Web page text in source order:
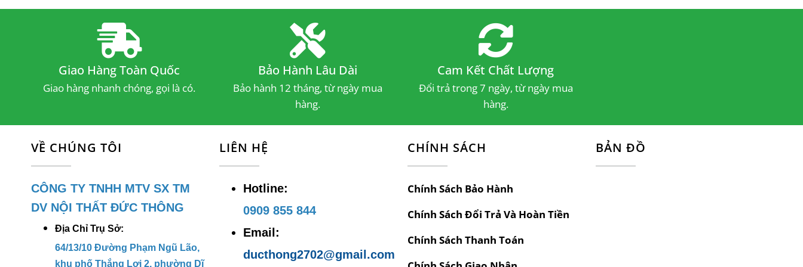
khi ngồi lâu; lưng cao 870mm hỗ trợ tư thế ngồi chuẩn; và rộng 400mm phù hợp với mọi
không gian từ nhỏ đến lớn.
Dù là trong quán cafe hay sân vườn nhà bạn, chiếc ghế này đều mang lại sự tiện nghi tối đa.
Chất Liệu Cao Cấp
Toàn bộ ghế được làm từ sắt sơn tĩnh điện màu trắng chống gỉ sét, tăng độ bền cho sản
phẩm.
Màu sắc trang nhã của ghế dễ dàng phối hợp với các đồ nội thất khác, tạo nên một tổng thể
hài hòa và bắt mắt.
Chính Sách Bán Hàng Hấp Dẫn
Nội Thất Đức Thông
bảo hành sản phẩm trong vòng 12 tháng kể từ ngày mua.
Giao Hàng Toàn Quốc
Giao hàng nhanh chóng, gọi là có.
Bảo Hành Lâu Dài
Bảo hành 12 tháng, từ ngày mua
hàng.
Cam Kết Chất Lượng
Đổi trả trong 7 ngày, từ ngày mua
hàng.
VỀ CHÚNG TÔI
CÔNG TY TNHH MTV SX TM
DV NỘI THẤT ĐỨC THÔNG
Địa Chỉ Trụ Sở:
64/13/10 Đường Phạm Ngũ Lão,
khu phố Thắng Lợi 2, phường Dĩ
LIÊN HỆ
Hotline:
0909 855 844
Email:
ducthong2702@gmail.com
CHÍNH SÁCH
Chính Sách Bảo Hành
Chính Sách Đổi Trả Và Hoàn Tiền
Chính Sách Thanh Toán
BẢN ĐỒ